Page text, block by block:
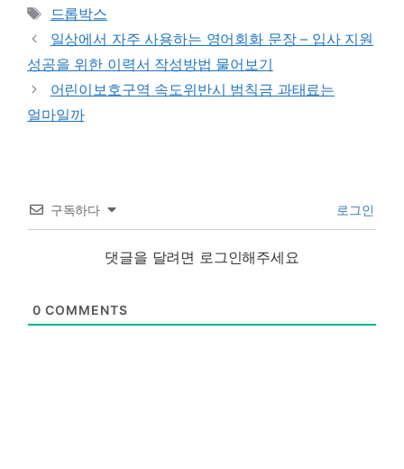
Tags
드롭박스
일상에서 자주 사용하는 영어회화 문장 – 입사 지원
성공을 위한 이력서 작성방법 물어보기
어린이보호구역 속도위반시 범칙금 과태료는
얼마일까
구독하다 로그인
댓글을 달려면 로그인해주세요
0 COMMENTS